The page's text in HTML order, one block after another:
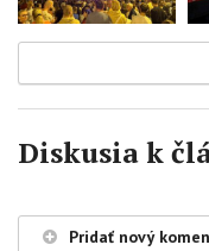
Diskusia k
Pridať nový